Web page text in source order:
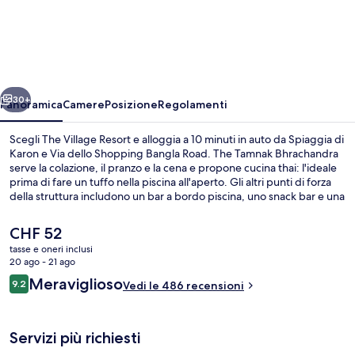
Avanti
30+
PanoramicaCamerePosizioneRegolamenti
Scegli The Village Resort e alloggia a 10 minuti in auto da Spiaggia di
Karon e Via dello Shopping Bangla Road. The Tamnak Bhrachandra
serve la colazione, il pranzo e la cena e propone cucina thai: l'ideale
prima di fare un tuffo nella piscina all'aperto. Gli altri punti di forza
della struttura includono un bar a bordo piscina, uno snack bar e una
struttura.
Il
prezzo
attuale
è
CHF 52
CHF 52
tasse e oneri inclusi
20 ago - 21 ago
Recensioni
9.29.2 su 10
MeravigliosoVedi le 486 recensioni
Servizi più richiesti